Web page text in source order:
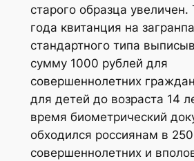
старого образца увеличен.
года квитанция на
стандартного типа
сумму 1000 рублей для
совершеннолетних
для детей до возраста 14
время биометрический
обходился россиянам в
совершеннолетних и